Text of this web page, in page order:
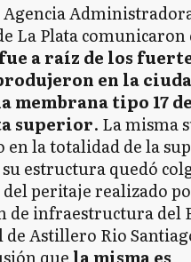
Agencia
La Plata comunicaron
a raíz de los
en la
membrana tipo 17
superior. La misma
en la totalidad de la
estructura quedó
del peritaje realizado
de infraestructura del
de Astillero Rio
que la misma es